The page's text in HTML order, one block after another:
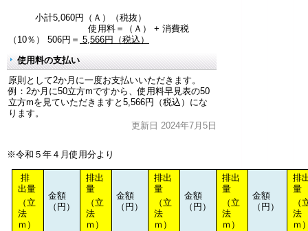
小計5,060円（Ａ）（税抜）
使用料＝（Ａ） + 消費税
（10％） 506円＝ 5,566円（税込）
使用料の支払い
原則として2か月に一度お支払いいただきます。
例：2か月に50立方mですから、使用料早見表の50
立方mを見ていただきますと5,566円（税込）にな
ります。
更新日 2024年7月5日
※令和５年４月使用分より
排
出量
（立
法
ｍ）
金額
（円）
排出
量
（立
法
ｍ）
金額
（円）
排出
量
（立
法
ｍ）
金額
（円）
排出
量
（立
法
ｍ）
金額
（円）
排
量
（
法
ｍ